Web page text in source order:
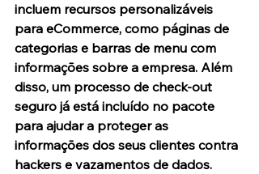
incluem recursos personalizáveis
para eCommerce, como páginas de
categorias e barras de menu com
informações sobre a empresa. Além
disso, um processo de check-out
seguro já está incluído no pacote
para ajudar a proteger as
informações dos seus clientes contra
hackers e vazamentos de dados.